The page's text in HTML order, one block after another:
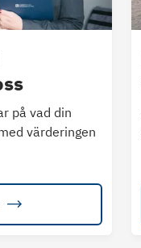
på vad din
värderingen